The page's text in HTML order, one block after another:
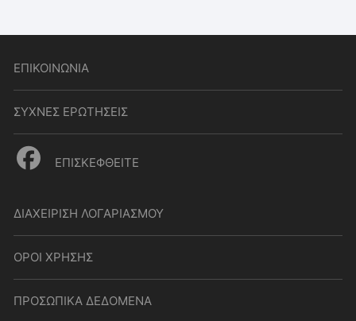
ΕΠΙΚΟΙΝΩΝΙΑ
ΣΥΧΝΕΣ ΕΡΩΤΗΣΕΙΣ
ΕΠΙΣΚΕΦΘΕΙΤΕ
ΔΙΑΧΕΙΡΙΣΗ ΛΟΓΑΡΙΑΣΜΟΥ
ΟΡΟΙ ΧΡΗΣΗΣ
ΠΡΟΣΩΠΙΚΑ ΔΕΔΟΜΕΝΑ